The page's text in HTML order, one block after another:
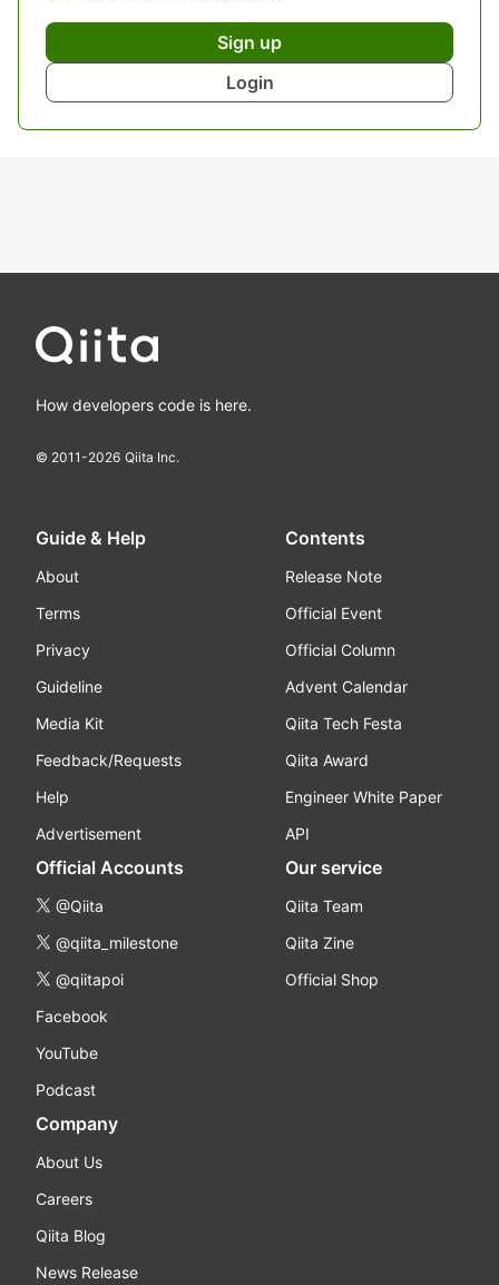
Sign up
Login
How developers code is here.
© 2011-2026 Qiita Inc.
Guide & Help
About
Terms
Privacy
Guideline
Media Kit
Feedback/Requests
Help
Advertisement
Contents
Release Note
Official Event
Official Column
Advent Calendar
Qiita Tech Festa
Qiita Award
Engineer White Paper
API
Official Accounts
@Qiita
@qiita_milestone
@qiitapoi
Facebook
YouTube
Podcast
Our service
Qiita Team
Qiita Zine
Official Shop
Company
About Us
Careers
Qiita Blog
News Release